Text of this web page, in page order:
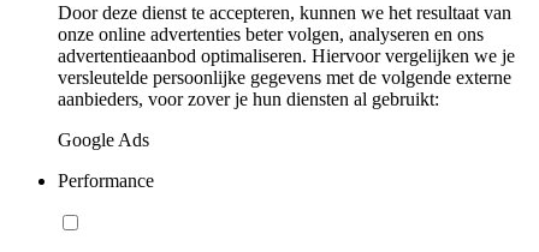
Door deze dienst te accepteren, kunnen we het resultaat van
onze online advertenties beter volgen, analyseren en ons
advertentieaanbod optimaliseren. Hiervoor vergelijken we je
versleutelde persoonlijke gegevens met de volgende externe
aanbieders, voor zover je hun diensten al gebruikt:
Google Ads
Performance